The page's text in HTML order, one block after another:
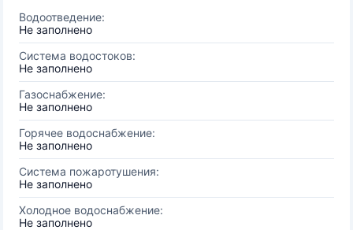
Водоотведение:
Не заполнено
Система водостоков:
Не заполнено
Газоснабжение:
Не заполнено
Горячее водоснабжение:
Не заполнено
Система пожаротушения:
Не заполнено
Холодное водоснабжение:
Не заполнено